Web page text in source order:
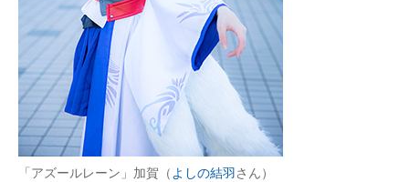
「アズールレーン」加賀（よしの結羽 さん）